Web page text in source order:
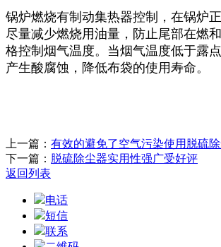
锅炉燃烧有制动集热器控制，在锅炉
尽量减少燃烧用油量，防止尾部在燃
格控制烟气温度。当烟气温度低于露
产生酸腐蚀，降低布袋的使用寿命。
上一篇： 有效的避免了空气污染使用脱硫
下一篇： 脱硫除尘器实用性强广受好评
返回列表
电话
短信
联系